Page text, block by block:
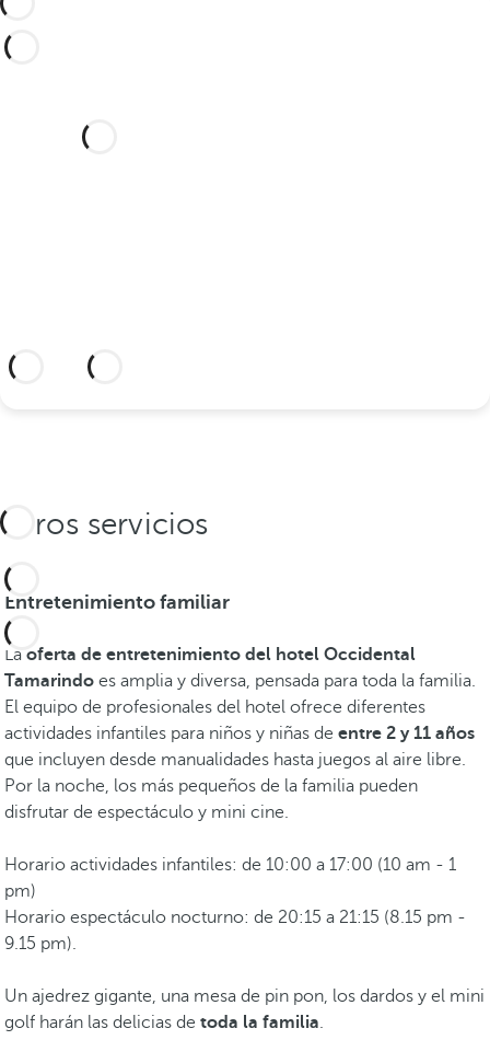
¿Te gustaría celebrar tu boda
Otros servicios
Entretenimiento familiar
La oferta de entretenimiento del hotel Occidental
Tamarindo es amplia y diversa, pensada para toda la familia.
El equipo de profesionales del hotel ofrece diferentes
actividades infantiles para niños y niñas de entre 2 y 11 años
que incluyen desde manualidades hasta juegos al aire libre.
Por la noche, los más pequeños de la familia pueden
disfrutar de espectáculo y mini cine.
Horario actividades infantiles: de 10:00 a 17:00 (10 am - 1
pm)
Horario espectáculo nocturno: de 20:15 a 21:15 (8.15 pm -
9.15 pm).
Un ajedrez gigante, una mesa de pin pon, los dardos y el mini
golf harán las delicias de toda la familia